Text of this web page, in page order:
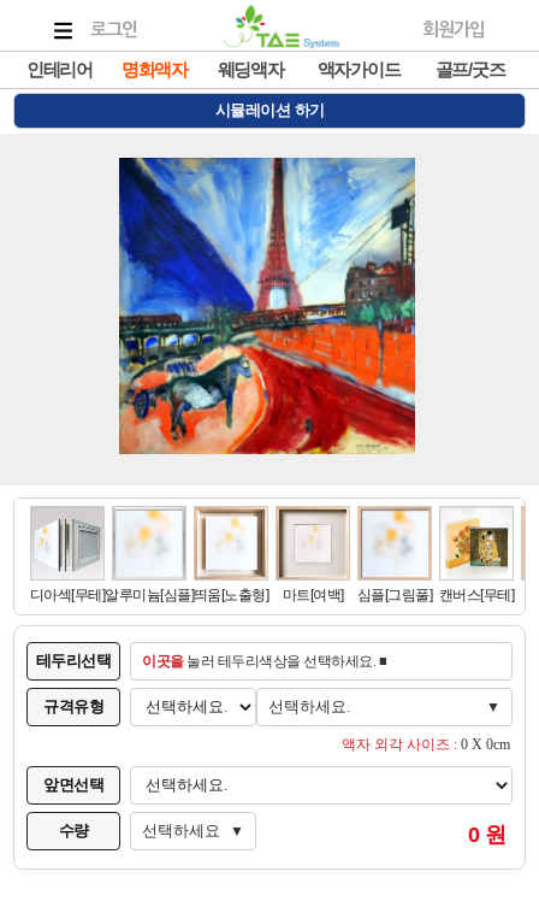
로그인 회원가입
인테리어 명화액자 웨딩액자 액자가이드 골프/굿즈
시뮬레이션 하기
테두리선택 이곳을눌러 테두리색상을 선택하세요. ■
규격유형 선택하세요. ▼
액자 외각 사이즈 : 0 X 0cm
앞면선택
수량 선택하세요 ▼ 0 원